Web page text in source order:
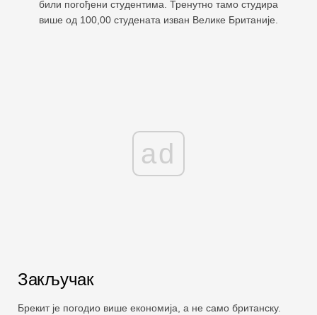
били погођени студентима. Тренутно тамо студира
више од 100,00 студената изван Велике Британије.
ad
Закључак
Брекит је погодио више економија, а не само британску.